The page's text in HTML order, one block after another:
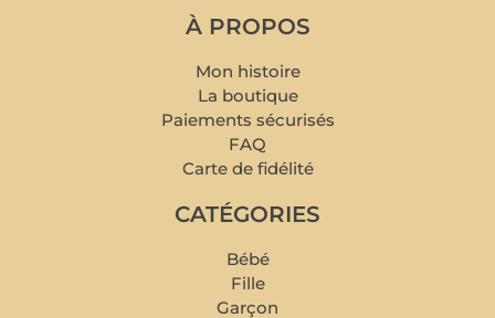
À PROPOS
Mon histoire
La boutique
Paiements sécurisés
FAQ
Carte de fidélité
CATÉGORIES
Bébé
Fille
Garçon